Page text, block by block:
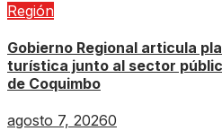
Región
Gobierno Regional articula
turística junto al sector
de Coquimbo
agosto 7, 20260